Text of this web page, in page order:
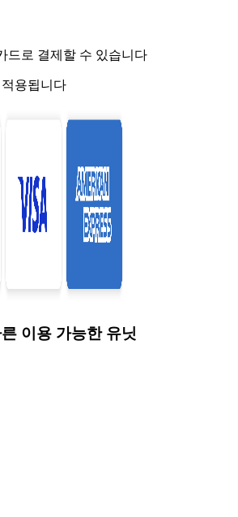
드로 결제할 수 있습니다
용됩니다
이용 가능한 유닛